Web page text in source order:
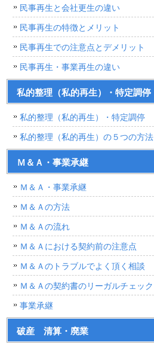
民事再生と会社更生の違い
民事再生の特徴とメリット
民事再生での注意点とデメリット
民事再生・事業再生の違い
私的整理（私的再生）・特定調停
私的整理（私的再生）・特定調停
私的整理（私的再生）の５つの方法
Ｍ＆Ａ・事業承継
Ｍ＆Ａ・事業承継
Ｍ＆Ａの方法
Ｍ＆Ａの流れ
Ｍ＆Ａにおける契約前の注意点
Ｍ＆Ａのトラブルでよく頂く相談
Ｍ＆Ａの契約書のリーガルチェック
事業承継
破産 清算・廃業